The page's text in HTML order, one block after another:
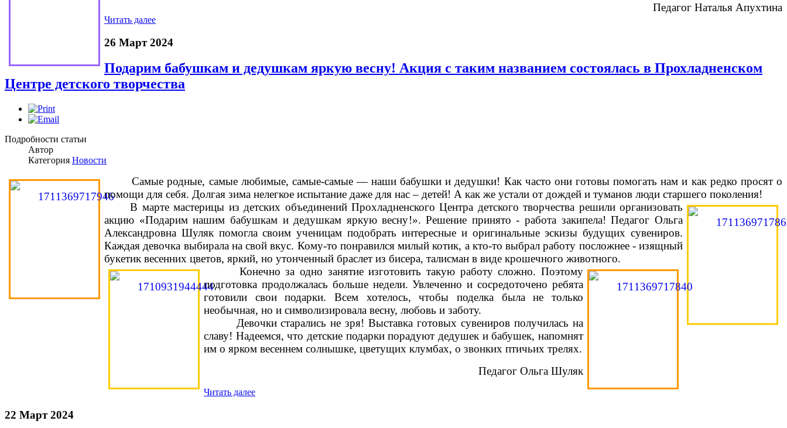
Педагог Наталья Апухтина
Читать далее
26 Март 2024
Подарим бабушкам и дедушкам яркую весну! Акция с таким названием состоялась в Прохладненском
Центре детского творчества
Подробности статьи
Автор
Категория Новости
Самые родные, самые любимые, самые-самые — наши бабушки и дедушки! Как часто они готовы помогать нам и как редко просят о
помощи для себя. Долгая зима нелегкое испытание даже для нас – детей! А как же устали от дождей и туманов люди старшего поколения!
В марте мастерицы из детских объединений Прохладненского Центра детского творчества решили организовать
акцию «Подарим нашим бабушкам и дедушкам яркую весну!». Решение принято - работа закипела! Педагог Ольга
Александровна Шуляк помогла своим ученицам подобрать интересные и оригинальные эскизы будущих сувениров.
Каждая девочка выбирала на свой вкус. Кому-то понравился милый котик, а кто-то выбрал работу посложнее - изящный
букетик весенних цветов, яркий, но утонченный браслет из бисера, талисман в виде крошечного животного.
Конечно за одно занятие изготовить такую работу сложно. Поэтому
подготовка продолжалась больше недели. Увлеченно и сосредоточено ребята
готовили свои подарки. Всем хотелось, чтобы поделка была не только
необычная, но и символизировала весну, любовь и заботу.
Девочки старались не зря! Выставка готовых сувениров получилась на
славу! Надеемся, что детские подарки порадуют дедушек и бабушек, напомнят
им о ярком весеннем солнышке, цветущих клумбах, о звонких птичьих трелях.
Педагог Ольга Шуляк
Читать далее
22 Март 2024